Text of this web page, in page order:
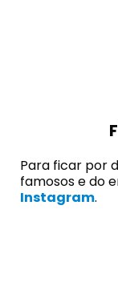
Para ficar por
famosos e do
Instagram.